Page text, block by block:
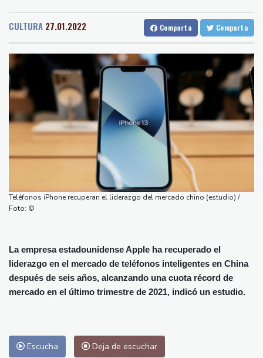
Barcelona
Bilbao
19 °C
Santo Domingo
29 °C
Havana
29 °C Puerto Rico
25 °C
Quito
8 °C Brasilia
23 °C
Manaus
32 °C Rio de Janeiro
27 °C
São Paulo
23 °C
Nava de la Asunción
24 °C
26 °C
31 °C
11 °C Panama
San Salvador
21 °C Oaxaca
22 °C
Alicante
27 °C Córdoba
28 °C
Málaga
26 °C Murcia
26 °C
Las Palmas de Gran Canaria
27 °C
San José
27 °C Asunción
Panama City
27 °C
hasta 2032
Infantino bajo presión de la UEFA y la Conmebol
Yan Diomandé, la nueva joya del Real Madrid vale 160 millones
de dólares
Muere bajo arresto domiciliario en Venezuela un preso político de
origen uruguayo
El Real Madrid anuncia el fichaje del extremo marfileño Yan
Diomandé
El mexicano Del Toro renueva con el UAE hasta 2031
El doloroso baile de cifras de desaparecidos en los sismos en
CULTURA 27.01.2022 Comparta Comparta
Teléfonos iPhone recuperan el liderazgo del mercado chino (estudio) /
Foto: ©
La empresa estadounidense Apple ha recuperado el
liderazgo en el mercado de teléfonos inteligentes en China
después de seis años, alcanzando una cuota récord de
mercado en el último trimestre de 2021, indicó un estudio.
Escucha Deja de escuchar